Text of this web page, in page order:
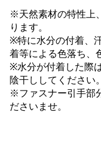
※天然素材の特性上
ります。
※特に水分の付着、
着等による色落ち、
※水分が付着した際
陰干ししてください。
※ファスナー引手部
ださいませ。